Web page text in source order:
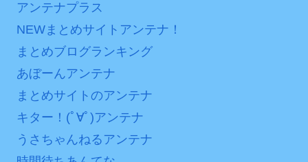
アンテナプラス
NEWまとめサイトアンテナ！
まとめブログランキング
あぼーんアンテナ
まとめサイトのアンテナ
キター！(ﾟ∀ﾟ)アンテナ
うさちゃんねるアンテナ